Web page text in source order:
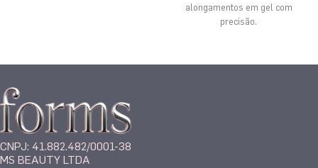
alongamentos em gel com
precisão.
CNPJ: 41.882.482/0001-38
MS BEAUTY LTDA